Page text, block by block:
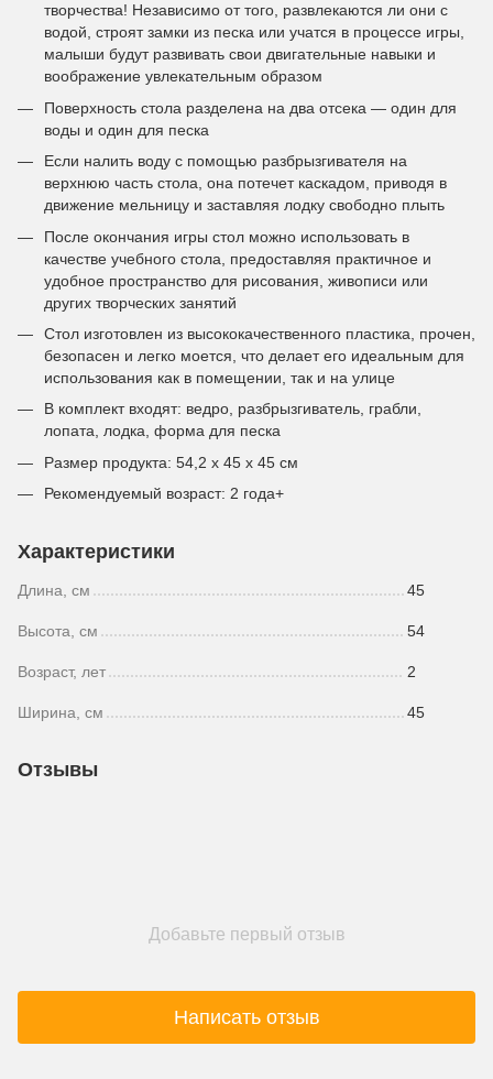
творчества! Независимо от того, развлекаются ли они с
водой, строят замки из песка или учатся в процессе игры,
малыши будут развивать свои двигательные навыки и
воображение увлекательным образом
Поверхность стола разделена на два отсека — один для
воды и один для песка
Если налить воду с помощью разбрызгивателя на
верхнюю часть стола, она потечет каскадом, приводя в
движение мельницу и заставляя лодку свободно плыть
После окончания игры стол можно использовать в
качестве учебного стола, предоставляя практичное и
удобное пространство для рисования, живописи или
других творческих занятий
Стол изготовлен из высококачественного пластика, прочен,
безопасен и легко моется, что делает его идеальным для
использования как в помещении, так и на улице
В комплект входят: ведро, разбрызгиватель, грабли,
лопата, лодка, форма для песка
Размер продукта: 54,2 x 45 x 45 см
Рекомендуемый возраст: 2 года+
Характеристики
Длина, см 45
Высота, см 54
Возраст, лет 2
Ширина, см 45
Отзывы
Добавьте первый отзыв
Написать отзыв